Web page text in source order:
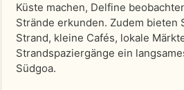
Küste machen, Delfine
Strände erkunden. Zudem bieten
Strand, kleine Cafés, lokale
Strandspaziergänge ein
Südgoa.